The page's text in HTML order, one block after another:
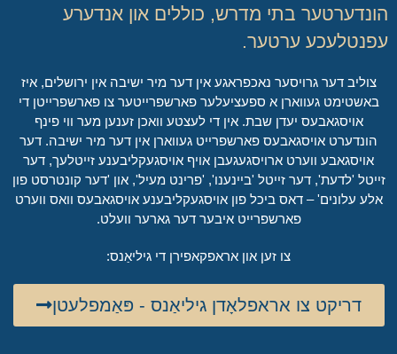
הונדערטער בתי מדרש, כוללים און אנדערע
עפנטלעכע ערטער.
צוליב דער גרויסער נאכפראגע אין דער מיר ישיבה אין ירושלים, איז
באשטימט געווארן א ספעציעלער פארשפרייטער צו פארשפרייטן די
אויסגאבעס יעדן שבת. אין די לעצטע וואכן זענען מער ווי פינף
הונדערט אויסגאבעס פארשפרייט געווארן אין דער מיר ישיבה. דער
אויסגאבע ווערט ארויסגעגעבן אויף אויסגעקליבענע זייטלעך, דער
זייטל 'לדעת', דער זייטל 'ביינענו', 'פרינט מעיל', און 'דער קונטרסט פון
אלע עלונים' – דאס ביכל פון אויסגעקליבענע אויסגאבעס וואס ווערט
פארשפרייט איבער דער גארער וועלט.
צו זען און אראפקאפירן די גיליאַנס:
דריקט צו אראפלאָדן גיליאַנס - פּאַמפלעטן